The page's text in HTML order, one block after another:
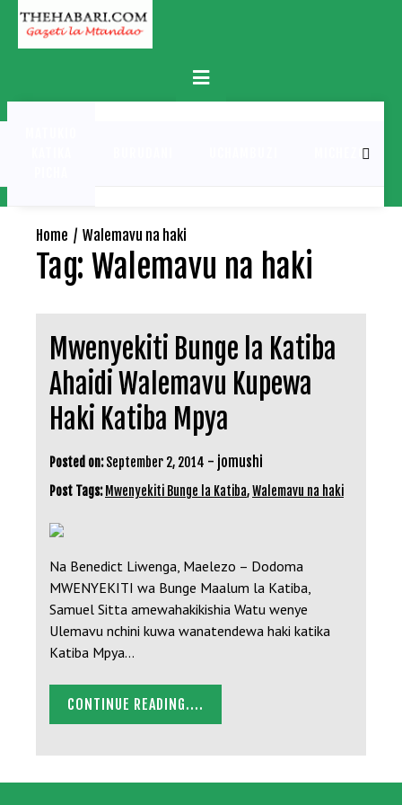
Skip
content
Primary
Menu
MICHEZO
Home Walemavu na haki
Tag: Walemavu na haki
Mwenyekiti Bunge la Katiba
Ahaidi Walemavu Kupewa
Haki Katiba Mpya
Posted on: September 2, 2014 - jomushi
Post Tags: Mwenyekiti Bunge la Katiba,Walemavu na haki
Na Benedict Liwenga, Maelezo – Dodoma
MWENYEKITI wa Bunge Maalum la Katiba,
Samuel Sitta amewahakikishia Watu wenye
Ulemavu nchini kuwa wanatendewa haki katika
Katiba Mpya…
CONTINUE READING....